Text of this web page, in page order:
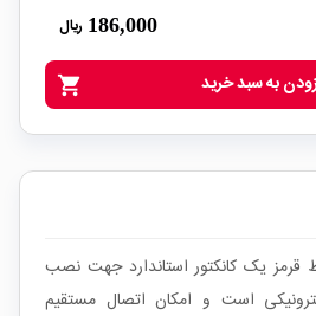
186,000 ریال
shopping_cart به سبد خرید
یک کانکتور استاندارد جهت نصب
است و امکان اتصال مستقیم